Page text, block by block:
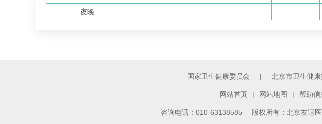
夜晚
国家卫生健康委员会 | 北京市卫生健康
网站首页 | 网站地图 | 帮助信
咨询电话：010-63138585 版权所有：北京友谊